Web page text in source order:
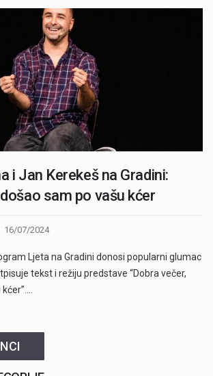
i Jan Kerekeš na Gradini:
sam po vašu kćer
16/07/2024
Ljeta na Gradini donosi popularni glumac
tekst i režiju predstave “Dobra večer,